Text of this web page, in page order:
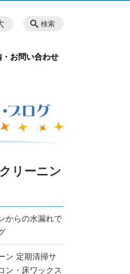
・お問い合わせ
検索
リーニン
からの水漏れで
ン 定期清掃サ
ン・床ワックス